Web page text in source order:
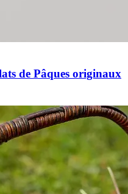
de Pâques originaux